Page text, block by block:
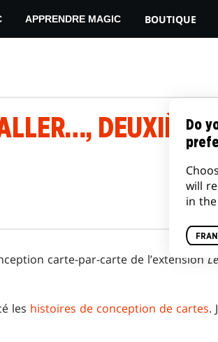
APPRENDRE MAGIC BOUTIQUE
DEUXIÈME
carte-par-carte de l’extension
les histoires de conception de cartes.
Do
will
in